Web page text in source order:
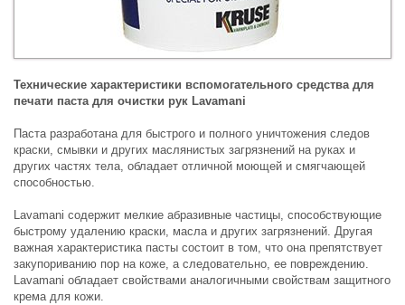
Технические характеристики вспомогательного средства для
печати паста для очистки рук Lavamani
Паста разработана для быстрого и полного уничтожения следов
краски, смывки и других маслянистых загрязнений на руках и
других частях тела, обладает отличной моющей и смягчающей
способностью.
Lavamani содержит мелкие абразивные частицы, способствующие
быстрому удалению краски, масла и других загрязнений. Другая
важная характеристика пасты состоит в том, что она препятствует
закупориванию пор на коже, а следовательно, ее повреждению.
Lavamani обладает свойствами аналогичными свойствам защитного
крема для кожи.